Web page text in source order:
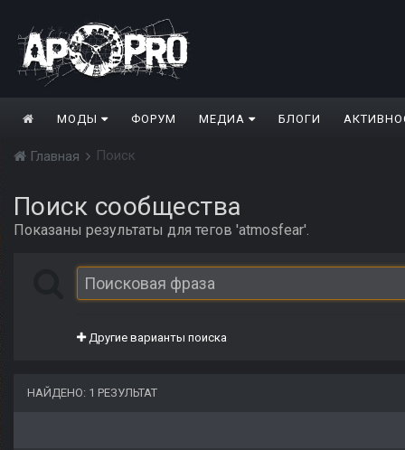
МОДЫ ФОРУМ МЕДИА БЛОГИ
Главная Поиск
Поиск сообщества
Показаны результаты для тегов 'atmosfear'.
Другие варианты поиска
НАЙДЕНО: 1 РЕЗУЛЬТАТ